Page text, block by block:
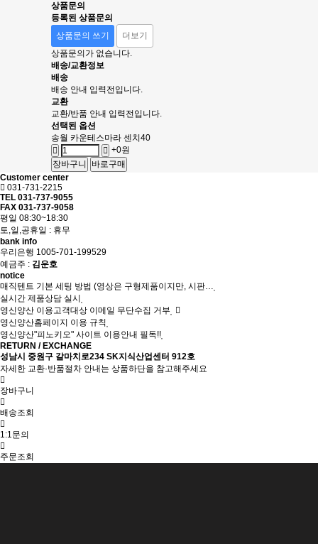
상품문의
등록된 상품문의
상품문의 쓰기
더보기
상품문의가 없습니다.
배송/교환정보
배송
배송 안내 입력전입니다.
교환
교환/반품 안내 입력전입니다.
선택된 옵션
송월 카운테스마라 센치40
+0원
장바구니
바로구매
Customer center
031-731-2215
TEL 031-737-9055
FAX 031-737-9058
평일 08:30~18:30
토,일,공휴일 : 휴무
bank info
우리은행 1005-701-199529
예금주 : 김운호
notice
매직텐트 기본 세팅 방법 (영상은 구형제품이지만, 시판…
실시간 제품상담 실시
영신양산 이용고객대상 이메일 무단수집 거부
영신양산홈페이지 이용 규칙
영신양산"피노키오" 사이트 이용안내 필독!!
RETURN / EXCHANGE
성남시 중원구 갈마치로234 SK지식산업센터 912호
자세한 교환·반품절차 안내는 상품하단을 참고해주세요
장바구니
배송조회
1:1문의
주문조회